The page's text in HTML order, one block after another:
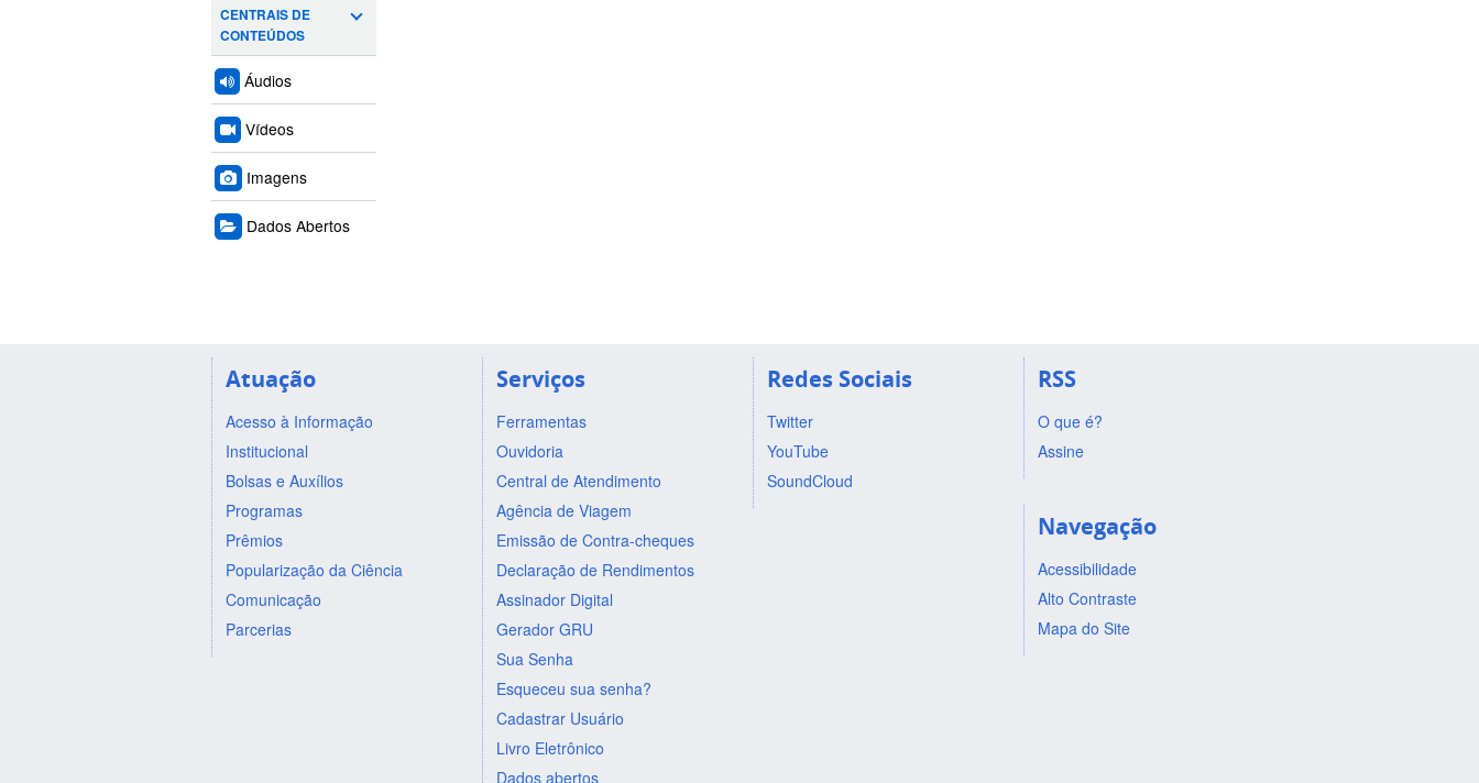
CENTRAIS DE
CONTEÚDOS
Áudios
Vídeos
Imagens
Dados Abertos
Atuação
Acesso à Informação
Institucional
Bolsas e Auxílios
Programas
Prêmios
Popularização da Ciência
Comunicação
Parcerias
Serviços
Ferramentas
Ouvidoria
Central de Atendimento
Agência de Viagem
Emissão de Contra-cheques
Declaração de Rendimentos
Assinador Digital
Gerador GRU
Sua Senha
Esqueceu sua senha?
Cadastrar Usuário
Livro Eletrônico
Dados abertos
Redes Sociais
Twitter
YouTube
SoundCloud
RSS
O que é?
Assine
Navegação
Acessibilidade
Alto Contraste
Mapa do Site